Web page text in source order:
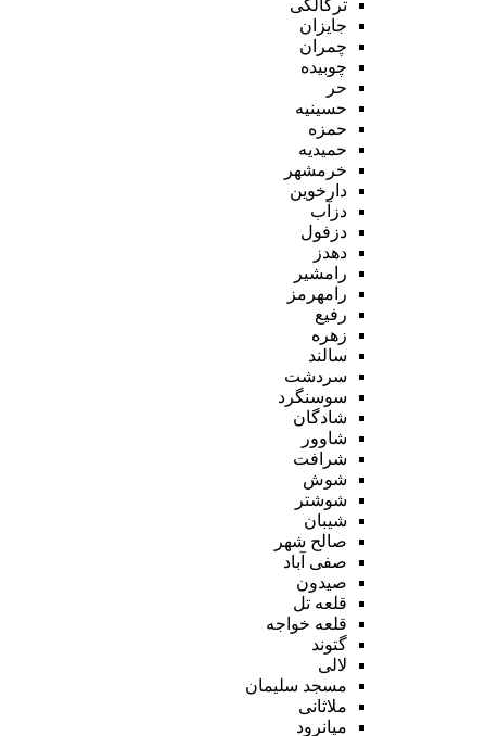
ترکالکی
جایزان
چمران
چوبیده
حر
حسینیه
حمزه
حمیدیه
خرمشهر
دارخوین
دزآب
دزفول
دهدز
رامشیر
رامهرمز
رفیع
زهره
سالند
سردشت
سوسنگرد
شادگان
شاوور
شرافت
شوش
شوشتر
شیبان
صالح شهر
صفی آباد
صیدون
قلعه تل
قلعه خواجه
گتوند
لالی
مسجد سلیمان
ملاثانی
میانرود